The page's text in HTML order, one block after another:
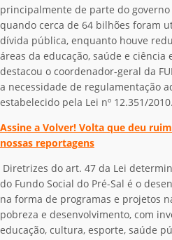
principalmente de parte do governo
quando cerca de 64 bilhões foram
dívida pública, enquanto houve
áreas da educação, saúde e ciência
destacou o coordenador-geral da
a necessidade de regulamentação
estabelecido pela Lei nº 12.351/2010.
Assine a Volver! Volta que deu
nossas reportagens
Diretrizes do art. 47 da Lei
do Fundo Social do Pré-Sal é o
na forma de programas e projetos
pobreza e desenvolvimento, com
educação, cultura, esporte, saúde